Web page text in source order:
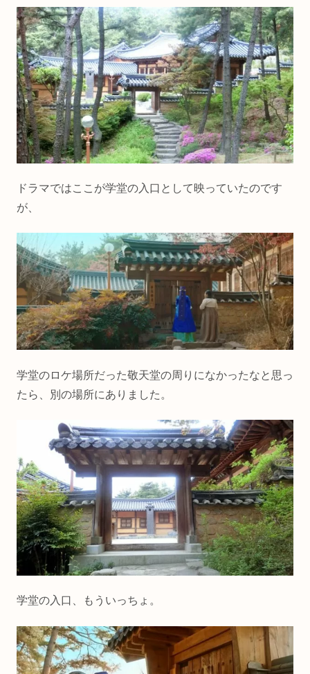
ドラマではここが学堂の入口として映っていたのです
が、
学堂のロケ場所だった敬天堂の周りになかったなと思っ
たら、別の場所にありました。
学堂の入口、もういっちょ。